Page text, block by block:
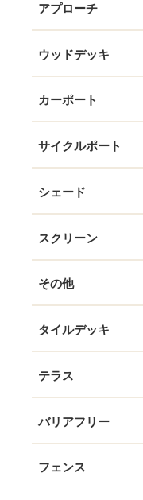
アプローチ
ウッドデッキ
カーポート
サイクルポート
シェード
スクリーン
その他
タイルデッキ
テラス
バリアフリー
フェンス